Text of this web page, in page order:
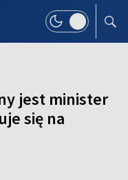
jest minister
się na